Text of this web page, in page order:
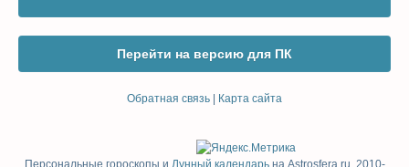
Перейти на версию для ПК
Обратная связь Карта сайта
Персональные гороскопы и Лунный календарьна Astrosfera.ru, 2010-